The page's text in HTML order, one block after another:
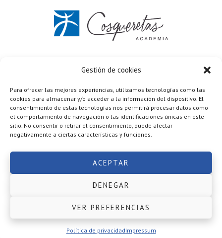
Gestión de cookies
Para ofrecer las mejores experiencias, utilizamos tecnologías como las
cookies para almacenar y/o acceder a la información del dispositivo. El
consentimiento de estas tecnologías nos permitirá procesar datos como
el comportamiento de navegación o las identificaciones únicas en este
sitio. No consentir o retirar el consentimiento, puede afectar
negativamente a ciertas características y funciones.
ACEPTAR
DENEGAR
VER PREFERENCIAS
Política de privacidadImpressum
637 672 033
Política de privacidad·Términos y condiciones
Cookies·Aviso legal
Copyright © 2026 ·Academia Cosqueretasrealizada por
Mario López Ruiz